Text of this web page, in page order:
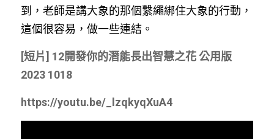
到，老師是講大象的那個繫繩綁住大象的行動，
這個很容易，做一些連結。
[短片] 12開發你的潛能長出智慧之花公用版
2023 1018
https://youtu.be/_lzqkyqXuA4